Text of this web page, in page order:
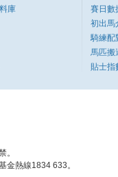
庫
賽日數
初出馬
騎練配
馬匹搬
貼士指
。
金熱線1834 633。